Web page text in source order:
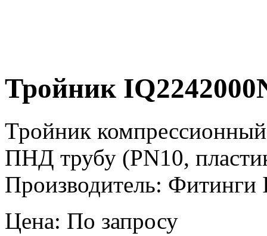
Тройник
Тройник
ПНД трубу (PN10,
Производитель:
Цена: По запросу